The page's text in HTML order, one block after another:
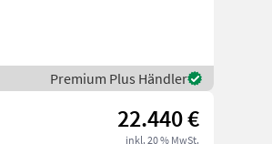
Premium Plus Händler
22.440 €
inkl. 20 % MwSt.